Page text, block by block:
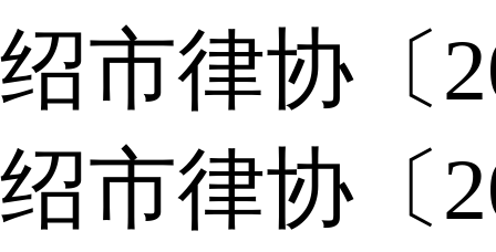
绍市律协〔
绍市律协〔